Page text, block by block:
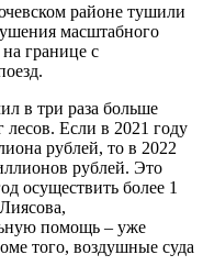
районе тушили
масштабного
границе с
в три раза больше
Если в 2021 году
рублей, то в 2022
рублей. Это
осуществить более 1
помощь – уже
того, воздушные суда